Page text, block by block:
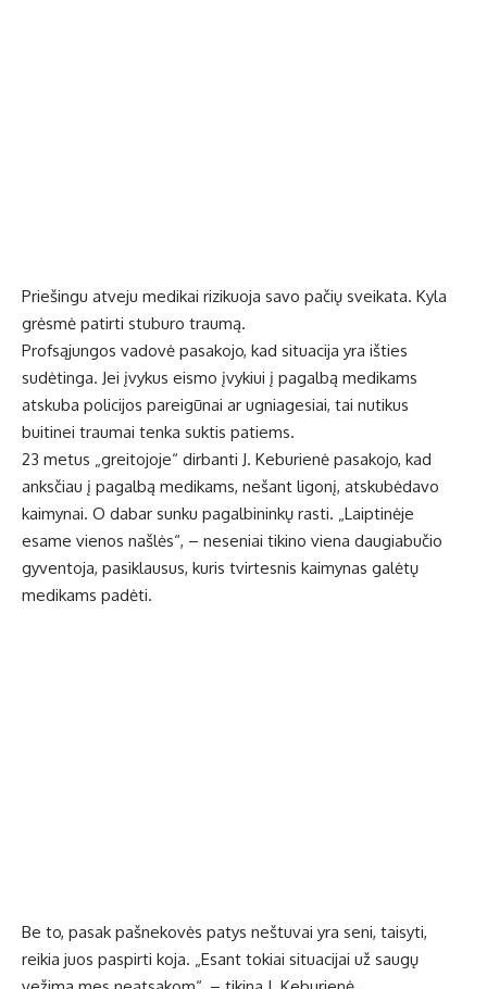
Priešingu atveju medikai rizikuoja savo pačių sveikata. Kyla
grėsmė patirti stuburo traumą.
Profsąjungos vadovė pasakojo, kad situacija yra išties
sudėtinga. Jei įvykus eismo įvykiui į pagalbą medikams
atskuba policijos pareigūnai ar ugniagesiai, tai nutikus
buitinei traumai tenka suktis patiems.
23 metus „greitojoje“ dirbanti J. Keburienė pasakojo, kad
anksčiau į pagalbą medikams, nešant ligonį, atskubėdavo
kaimynai. O dabar sunku pagalbininkų rasti. „Laiptinėje
esame vienos našlės“, – neseniai tikino viena daugiabučio
gyventoja, pasiklausus, kuris tvirtesnis kaimynas galėtų
medikams padėti.
Be to, pasak pašnekovės patys neštuvai yra seni, taisyti,
reikia juos paspirti koja. „Esant tokiai situacijai už saugų